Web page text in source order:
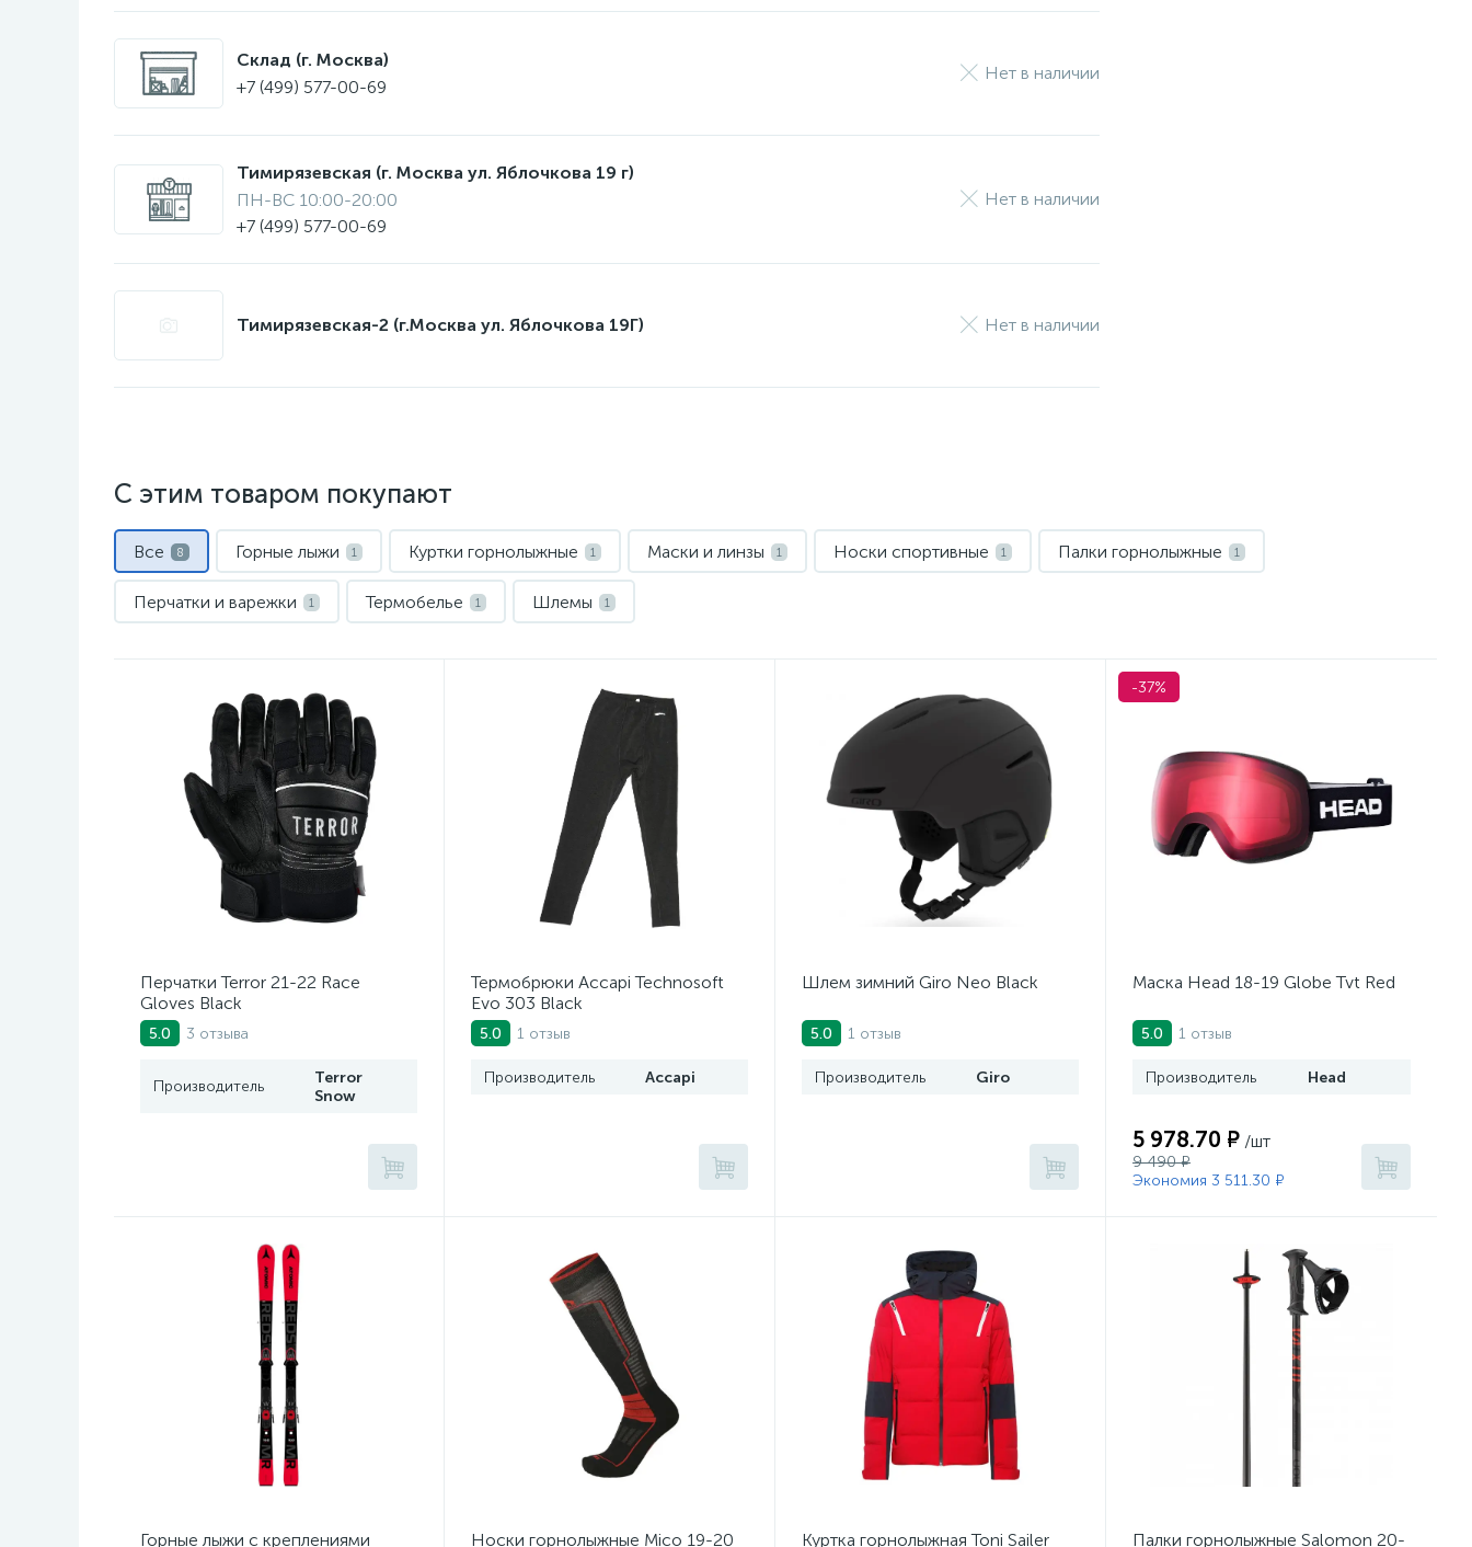
Склад (г. Москва)
+7 (499) 577-00-69
Нет в наличии
Тимирязевская (г. Москва ул. Яблочкова 19 г)
ПН-ВС 10:00-20:00
+7 (499) 577-00-69
Нет в наличии
Тимирязевская-2 (г.Москва ул. Яблочкова 19Г) Нет в наличии
С этим товаром покупают
Все 8 Горные лыжи 1 Куртки горнолыжные 1 Маски и линзы 1 Носки спортивные 1 Палки горнолыжные 1
Перчатки и варежки 1 Термобелье 1 Шлемы 1
Перчатки Terror 21-22 Race
Gloves Black
5.0 3 отзыва
Производитель
Terror
Snow
Термобрюки Accapi Technosoft
Evo 303 Black
5.0 1 отзыв
Производитель Accapi
Шлем зимний Giro Neo Black
5.0 1 отзыв
Производитель Giro
-37%
Маска Head 18-19 Globe Tvt Red
5.0 1 отзыв
Производитель Head
5 978.70 ₽ /шт
9 490 ₽
Экономия 3 511.30 ₽
Горные лыжи с креплениями Носки горнолыжные Mico 19-20 Куртка горнолыжная Toni Sailer Палки горнолыжные Salomon 20-